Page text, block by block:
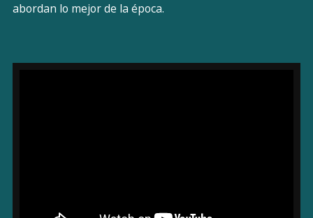
abordan lo mejor de la época.